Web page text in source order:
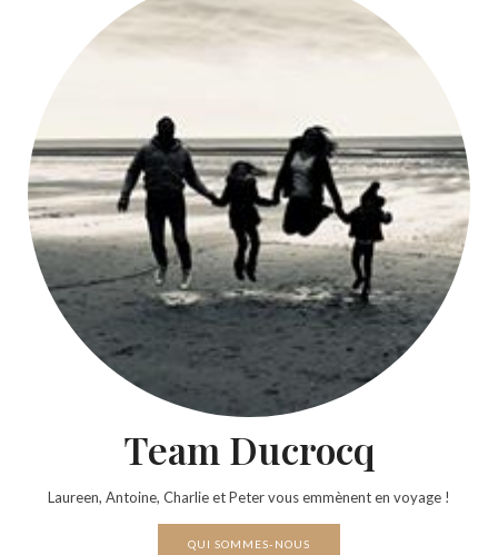
Team Ducrocq
Laureen, Antoine, Charlie et Peter vous emmènent en voyage !
QUI SOMMES-NOUS